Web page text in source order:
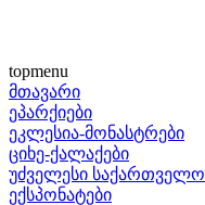
topmenu
მთავარი
ეპარქიები
ეკლესია-მონასტრები
ციხე-ქალაქები
უძველესი საქართველო
ექსპონატები